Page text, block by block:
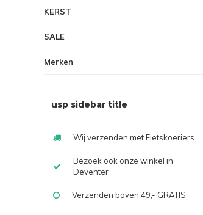
KERST
SALE
Merken
usp sidebar title
Wij verzenden met Fietskoeriers
Bezoek ook onze winkel in
Deventer
Verzenden boven 49,- GRATIS